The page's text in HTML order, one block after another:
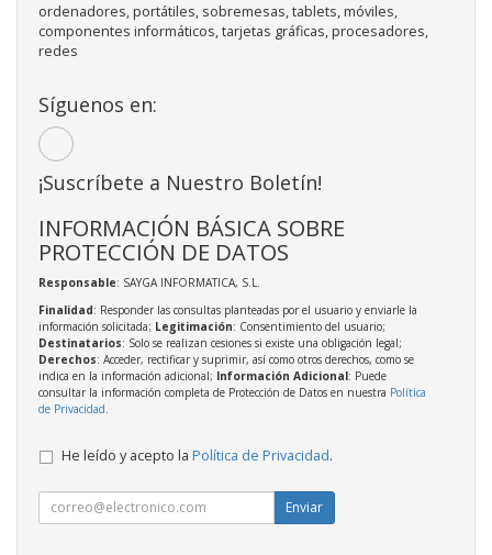
ordenadores, portátiles, sobremesas, tablets, móviles,
componentes informáticos, tarjetas gráficas, procesadores,
redes
Síguenos en:
¡Suscríbete a Nuestro Boletín!
INFORMACIÓN BÁSICA SOBRE
PROTECCIÓN DE DATOS
Responsable: SAYGA INFORMATICA, S.L.
Finalidad: Responder las consultas planteadas por el usuario y enviarle la
información solicitada; Legitimación: Consentimiento del usuario;
Destinatarios: Solo se realizan cesiones si existe una obligación legal;
Derechos: Acceder, rectificar y suprimir, así como otros derechos, como se
indica en la información adicional; Información Adicional: Puede
consultar la información completa de Protección de Datos en nuestra Política
de Privacidad
He leído y acepto la Política de Privacidad.
Enviar